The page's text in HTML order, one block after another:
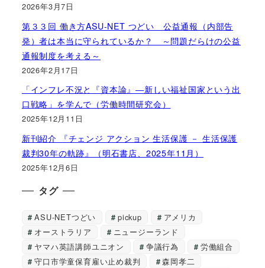
2026年3月7日
第３３回 働き方ASU-NET つどい 公益通報（内部告
発）者は本当に守られているか？ ～問題だらけの公益
通報制度を考える～
2026年2月17日
「インフレ不況と『資本論』―新しい福祉国家という出
口戦略」を学んで（労働時間研究会）
2025年12月11日
新刊紹介 『チェンジ アクション 生活保護 － 生活保護
裁判30年の軌跡』（明石書店、2025年11月）
2025年12月6日
タグ
ASU-NETつどい pickup
アメリカ
オーストラリア
ニュージーランド
ヤマハ英語講師ユニオン
争議行為
労働組合
守口市学童保育雇い止め裁判
森岡孝二